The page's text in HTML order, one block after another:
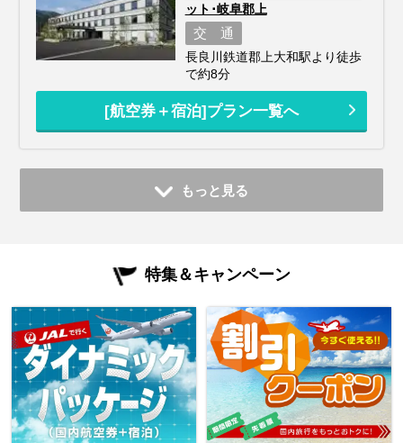
ット･岐阜郡上
交 通
長良川鉄道郡上大和駅より徒歩
で約8分
[航空券＋宿泊]プラン一覧へ
もっと見る
特集＆キャンペーン